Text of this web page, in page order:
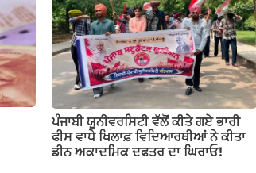
ਪੰਜਾਬੀ ਯੂਨੀਵਰਸਿਟੀ ਵੱਲੋਂ ਕੀਤੇ ਗਏ ਭਾਰੀ
ਫੀਸ ਵਾਧੇ ਖਿਲਾਫ਼ ਵਿਦਿਆਰਥੀਆਂ ਨੇ ਕੀਤਾ
ਡੀਨ ਅਕਾਦਮਿਕ ਦਫਤਰ ਦਾ ਘਿਰਾਓ!